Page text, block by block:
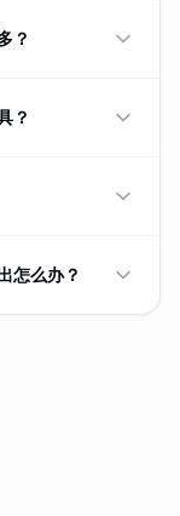
？
？
怎么办？